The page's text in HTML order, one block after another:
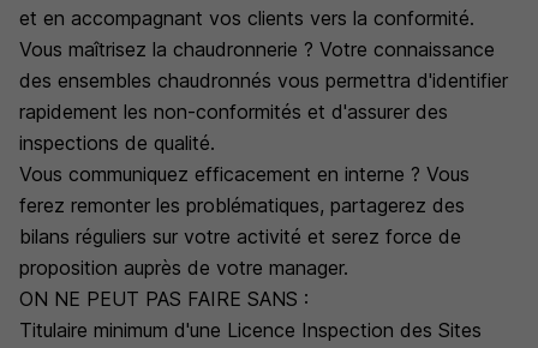
et en accompagnant vos clients vers la conformité.
Vous maîtrisez la chaudronnerie ? Votre connaissance
des ensembles chaudronnés vous permettra d'identifier
rapidement les non-conformités et d'assurer des
inspections de qualité.
Vous communiquez efficacement en interne ? Vous
ferez remonter les problématiques, partagerez des
bilans réguliers sur votre activité et serez force de
proposition auprès de votre manager.
ON NE PEUT PAS FAIRE SANS :
Titulaire minimum d'une Licence Inspection des Sites